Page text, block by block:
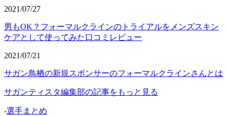
2021/07/27
男もOK？フォーマルクラインのトライアルをメンズスキン
ケアとして使ってみた口コミレビュー
2021/07/21
サガン鳥栖の新規スポンサーのフォーマルクラインさんとは
サガンティスタ編集部の記事をもっと見る
-選手まとめ